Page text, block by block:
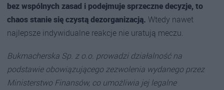
bez wspólnych zasad i podejmuje sprzeczne decyzje, to
chaos stanie się czystą dezorganizacją. Wtedy nawet
najlepsze indywidualne reakcje nie uratują meczu.
Bukmacherska Sp. z o.o. prowadzi działalność na
podstawie obowiązującego zezwolenia wydanego przez
Ministerstwo Finansów, co umożliwia jej legalne